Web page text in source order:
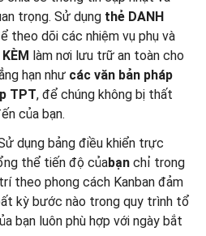
trọng. Sử dụng thẻ DANH
theo dõi các nhiệm vụ phụ và
làm nơi lưu trữ an toàn cho
hạn như các văn bản pháp
TPT, để chúng không bị thất
của bạn.
dụng bảng điều khiển trực
thể tiến độ củabạn chỉ trong
theo phong cách Kanban đảm
kỳ bước nào trong quy trình tổ
bạn luôn phù hợp với ngày bắt